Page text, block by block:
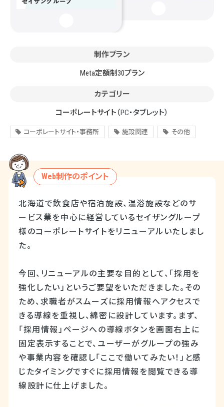
制作プラン
Meta定額制30プラン
カテゴリー
コーポレートサイト （PC・タブレット）
コーポレートサイト・事務所 施設関連 その他
Web制作のポイント
北海道で飲食店や宿泊施設、温浴施設などのサ
ービス業を中心に経営しているセイザングループ
様のコーポレートサイトをリニューアルいたしまし
た。
今回、リニューアルの主要な目的として、「採用を
強化したい」というご要望をいただきました。その
ため、求職者がスムーズに採用情報へアクセスで
きる導線を重視し、綿密に設計しています。まず、
「採用情報」ページへの導線ボタンを画面右上に
固定表示することで、ユーザーがグループの強み
や事業内容を確認し「ここで働いてみたい！」と感
じたタイミングですぐに採用情報を閲覧できる導
線設計に仕上げました。